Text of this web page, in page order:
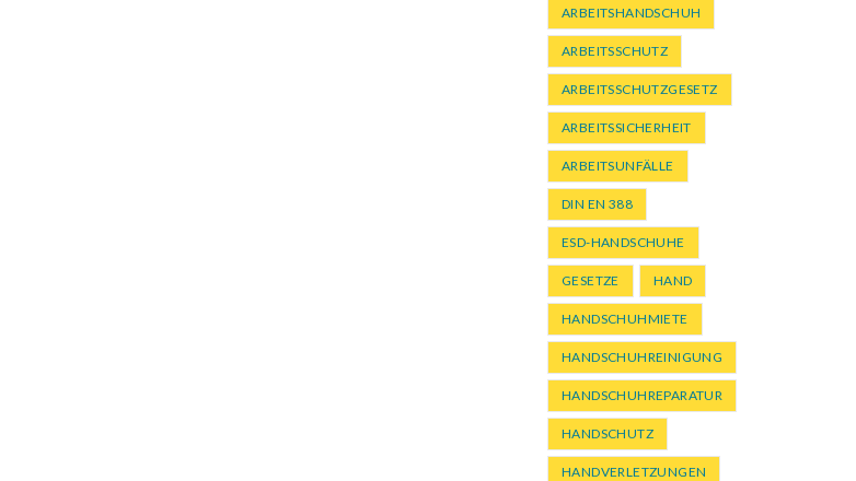
ARBEITSHANDSCHUH
ARBEITSSCHUTZ
ARBEITSSCHUTZGESETZ
ARBEITSSICHERHEIT
ARBEITSUNFÄLLE
DIN EN 388
ESD-HANDSCHUHE
GESETZE HAND
HANDSCHUHMIETE
HANDSCHUHREINIGUNG
HANDSCHUHREPARATUR
HANDSCHUTZ
HANDVERLETZUNGEN